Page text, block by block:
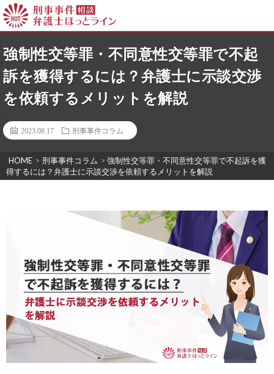
強制性交等罪・不同意性交等罪で不起
訴を獲得するには？弁護士に示談交渉
を依頼するメリットを解説
2023.08.17 刑事事件コラム
HOME > 刑事事件コラム > 強制性交等罪・不同意性交等罪で不起訴を獲
得するには？弁護士に示談交渉を依頼するメリットを解説